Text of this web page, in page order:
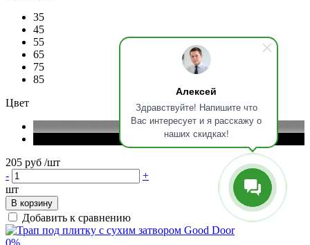
Алексей
Здравствуйте! Напишите что
Вас интересует и я расскажу о
наших скидках!
35
45
55
65
75
85
Цвет
205 руб /шт
-
+
шт
В корзину
Добавить к сравнению
0%